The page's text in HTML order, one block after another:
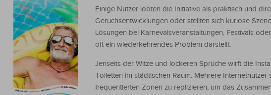
Einige Nutzer lobten die Initiative als praktisch und
Geruchsentwicklungen oder stellten sich kuriose
Lösungen bei Karnevalsveranstaltungen, Festivals
oft ein wiederkehrendes Problem darstellt.
Jenseits der Witze und lockeren Sprüche wirft die
Toiletten im städtischen Raum. Mehrere
frequentierten Zonen zu replizieren, um das